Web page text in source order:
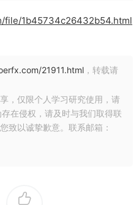
file/1b45734c26432b54.html
21911.html ，转载请
，仅限个人学习研究使用，请
在侵权，请及时与我们取得联
致以诚挚歉意。联系邮箱：